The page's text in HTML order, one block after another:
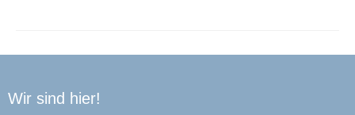
Wir sind hier!